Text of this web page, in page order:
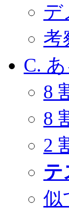
デ
考
C.
8
8
2
テ
似